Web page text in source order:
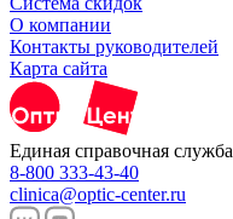
О компании
Контакты руководителей
Карта сайта
Единая справочная служба
8-800 333-43-40
clinica@optic-center.ru